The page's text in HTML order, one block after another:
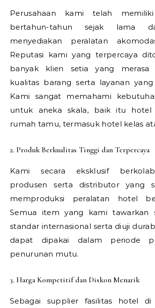
Perusahaan kami telah
bertahun-tahun sejak lama
menyediakan peralatan
Reputasi kami yang terpercaya
banyak klien setia yang merasa
kualitas barang serta layanan
Kami sangat memahami
untuk aneka skala, baik itu hotel
rumah tamu, termasuk hotel kelas
2. Produk Berkualitas Tinggi dan Terpercaya
Kami secara eksklusif
produsen serta distributor yang
memproduksi peralatan hotel
Semua item yang kami tawarkan
standar internasional serta diuji
dapat dipakai dalam periode
penurunan mutu.
3. Harga Kompetitif dan Diskon Menarik
Sebagai supplier fasilitas hotel